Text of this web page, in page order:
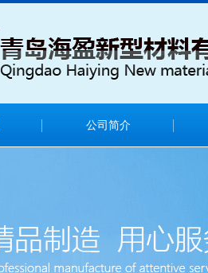
公司简介